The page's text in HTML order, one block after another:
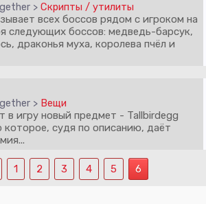
> Скрипты / утилиты
всех боссов рядом с игроком на
следующих боссов: медведь-барсук,
драконья муха, королева пчёл и
> Вещи
в игру новый предмет - Tallbirdegg
которое, судя по описанию, даёт
1 2 3 4 5 6